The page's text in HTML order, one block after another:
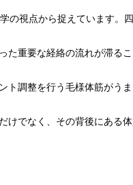
の視点から捉えています
た重要な経絡の流れが滞
ト調整を行う毛様体筋が
でなく、その背後にある